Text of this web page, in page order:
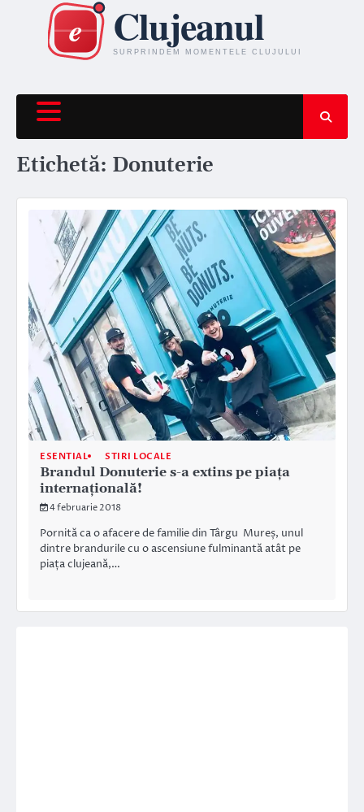
content
Etichetă: Donuterie
ESENTIAL STIRI LOCALE
Brandul Donuterie s-a extins pe piața
internațională!
4 februarie 2018
Pornită ca o afacere de familie din Târgu Mureș, unul
dintre brandurile cu o ascensiune fulminantă atât pe
piața clujeană,…